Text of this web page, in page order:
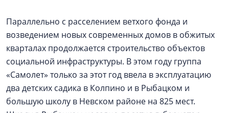
Параллельно с расселением ветхого фонда и
возведением новых современных домов в обжитых
кварталах продолжается строительство объектов
социальной инфраструктуры. В этом году группа
«Самолет» только за этот год ввела в эксплуатацию
два детских садика в Колпино и в Рыбацком и
большую школу в Невском районе на 825 мест.